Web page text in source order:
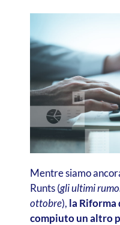
Mentre siamo
Runts (gli ultimi
ottobre), la Riforma
compiuto un altro